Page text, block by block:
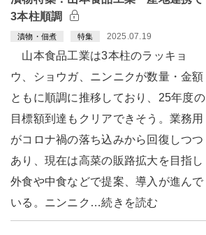
3本柱順調
漬物・佃煮 特集 2025.07.19
山本食品工業は3本柱のラッキョ
ウ、ショウガ、ニンニクが数量・金額
ともに順調に推移しており、25年度の
目標額到達もクリアできそう。業務用
がコロナ禍の落ち込みから回復しつつ
あり、現在は高菜の販路拡大を目指し
外食や中食などで提案、導入が進んで
いる。ニンニク…続きを読む